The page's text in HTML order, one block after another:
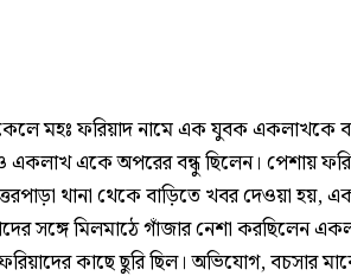
মহঃ ফরিয়াদ নামে এক যুবক একলাখকে
একলাখ একে অপরের বন্ধু ছিলেন। পেশায়
থানা থেকে বাড়িতে খবর দেওয়া হয়,
সঙ্গে মিলমাঠে গাঁজার নেশা করছিলেন
কাছে ছুরি ছিল। অভিযোগ, বচসার